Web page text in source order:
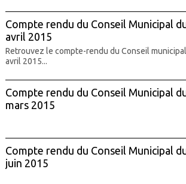
Compte rendu du Conseil Municipal
avril 2015
Retrouvez le compte-rendu du Conseil
avril 2015...
Compte rendu du Conseil Municipal
mars 2015
Compte rendu du Conseil Municipal
juin 2015